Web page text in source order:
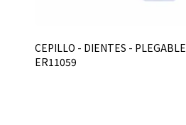
CEPILLO - DIENTES -
ER11059